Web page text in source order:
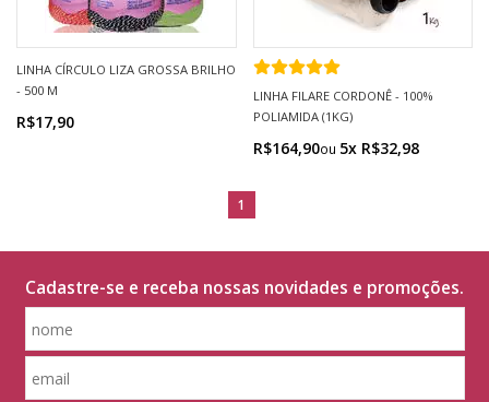
LINHA CÍRCULO LIZA GROSSA BRILHO
- 500 M
R$17,90
LINHA FILARE CORDONÊ - 100%
POLIAMIDA (1KG)
R$164,90 5x R$32,98
1
Cadastre-se e receba nossas novidades e promoções.